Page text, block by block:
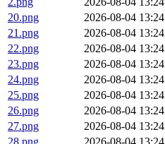
20.png
2026-08-04 13:24
21.png
2026-08-04 13:24
22.png
2026-08-04 13:24
23.png
2026-08-04 13:24
24.png
2026-08-04 13:24
25.png
2026-08-04 13:24
26.png
2026-08-04 13:24
27.png
2026-08-04 13:24